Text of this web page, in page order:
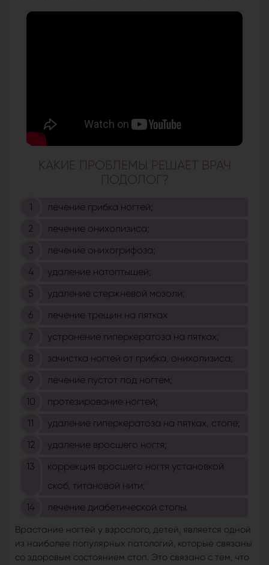
КАКИЕ ПРОБЛЕМЫ РЕШАЕТ ВРАЧ
ПОДОЛОГ?
лечение грибка ногтей;
лечение онихолизиса;
лечение онихогрифоза;
удаление натоптышей;
удаление стержневой мозоли;
лечение трещин на пятках
устранение гиперкератоза на пятках;
зачистка ногтей от грибка, онихолизиса;
лечение пустот под ногтем;
протезирование ногтей;
удаление гиперкератоза на пятках, стопе;
удаление вросшего ногтя;
коррекция вросшего ногтя установкой
скоб, титановой нити;
лечение диабетической стопы.
Врастание ногтей у взрослого, детей, является одной
из наиболее популярных патологий, которые связаны
со здоровым состоянием стоп. Это связано с тем, что